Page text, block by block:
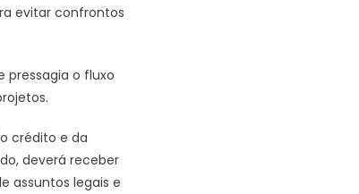
evitar confrontos
pressagia o fluxo
crédito e da
deverá receber
assuntos legais e